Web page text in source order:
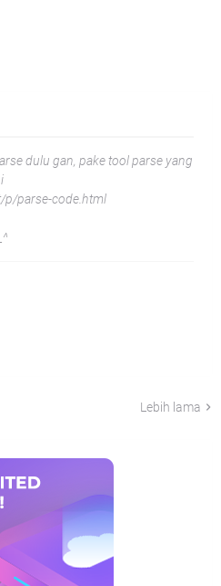
dulu gan, pake tool parse yang
p/parse-code.html
Lebih lama